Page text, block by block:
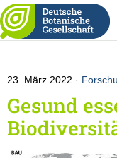
Botanik
23. März 2022
Gesund